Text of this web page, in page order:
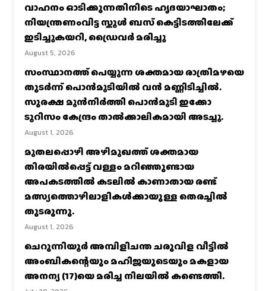
വാഹനം ഓടിക്കുന്നതിനിടെ ഹൃദയാഘാതം;
നിയന്ത്രണംവിട്ട സ്കൂൾ ബസ് കെട്ടിടത്തിലേക്ക്
ഇടിച്ചുകയറി, ഡ്രൈവർ മരിച്ചു
August 5, 2026
സംസ്ഥാനത്ത് പെയ്യുന്ന ശക്തമായ രാത്രിമഴയെ
തുടർന്ന് പൊൻമുടിയില്‍ വൻ മണ്ണിടിച്ചില്‍.
സുരക്ഷ മുൻനിർത്തി പൊൻമുടി ഇക്കോ
ടൂറിസം കേന്ദ്രം താല്‍ക്കാലികമായി അടച്ചു.
August 1, 2026
മുതലപ്പൊഴി അഴിമുഖത്ത് ശക്തമായ
തിരയിൽപ്പെട്ട് വള്ളം മറിഞ്ഞുണ്ടായ
അപകടത്തിൽ കടലിൽ കാണാതായ രണ്ട്
മത്സ്യത്തൊഴിലാളികൾക്കായുള്ള തെരച്ചിൽ
തുടരുന്നു.
August 1, 2026
ചെറുന്നിയൂർ അമ്പിളിചന്ത ചരുവിള വീട്ടിൽ
അംബികന്റെയും മഹിജയുടെയും മകളായ
അനന്യ (17)യെ മരിച്ച നിലയിൽ കണ്ടെത്തി.